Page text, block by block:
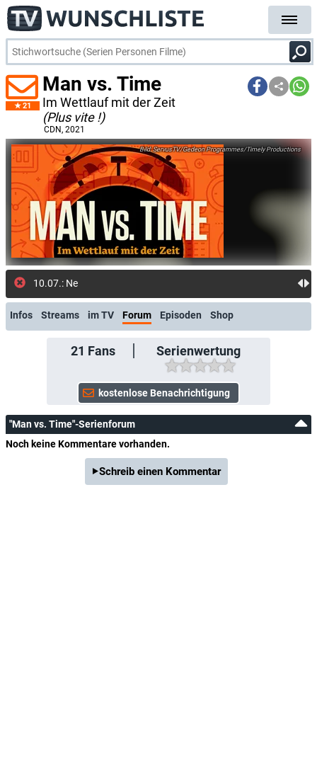
21
Man vs. Time
Im Wettlauf mit der Zeit
(Plus vite !)
CDN, 2021
ServusTV/Gedeon Programmes/Timely Productions
10.07.: Neuer Sende
Infos Streams im TV Forum Episoden Shop
21 Fans Serienwertung
"Man vs. Time"-Serienforum
Noch keine Kommentare vorhanden.
Schreib einen Kommentar